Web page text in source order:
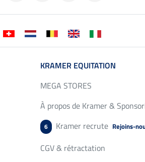
KRAMER EQUITATION
MEGA STORES
À propos de Kramer &
6 Kramer recrute Rejoins-
CGV & rétractation